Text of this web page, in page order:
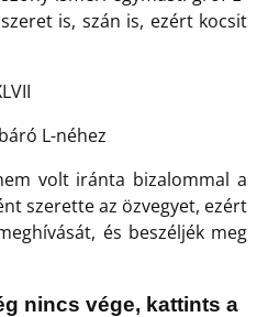
is, szán is, ezért kocsit
L-néhez
volt iránta bizalommal a
szerette az özvegyet, ezért
és beszéljék meg
nincs vége, kattints a